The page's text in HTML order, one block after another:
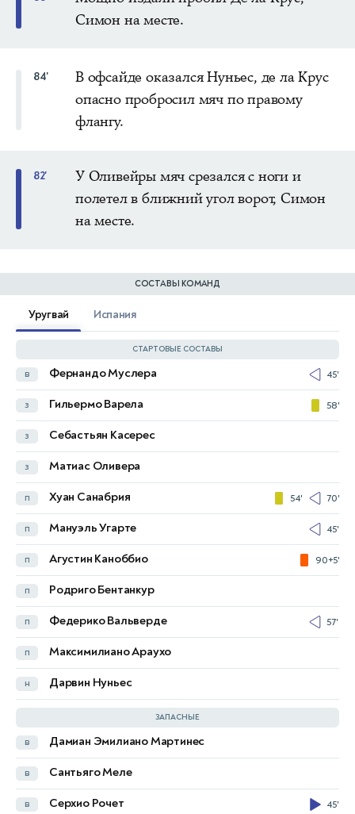
Симон на месте.
84'
В офсайде оказался Нуньес, де ла Крус
опасно пробросил мяч по правому
флангу.
82'
У Оливейры мяч срезался с ноги и
полетел в ближний угол ворот, Симон
на месте.
СОСТАВЫ КОМАНД
Уругвай Испания
СТАРТОВЫЕ СОСТАВЫ
в Фернандо Муслера 45'
з Гильермо Варела 58'
з Себастьян Касерес
з Матиас Оливера
п Хуан Санабрия 54' 70'
п Мануэль Угарте 45'
п Агустин Каноббио 90+5'
п Родриго Бентанкур
п Федерико Вальверде 57'
п Максимилиано Араухо
н Дарвин Нуньес
ЗАПАСНЫЕ
в Дамиан Эмилиано Мартинес
в Сантьяго Меле
в Серхио Рочет 45'
в Унай Симон
з Марк Кукурелья
з Эмерик Лапорт
з Пау Кубарси
п Микель Оярсабаль
п Алекс Баэна
п Микель Мерино
п Родриго Эрнандес
п Маркос Льоренте
н Ламин Ямаль
н Педри
в Жоан Гарсия
в Дэвид Райа